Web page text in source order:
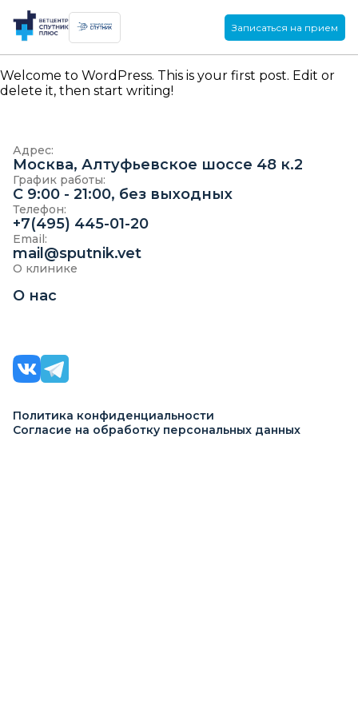
Записаться на прием
Welcome to WordPress. This is your first post. Edit or
delete it, then start writing!
Адрес:
Москва, Алтуфьевское шоссе 48 к.2
График работы:
C 9:00 - 21:00, без выходных
Телефон:
+7(495) 445-01-20
Email:
mail@sputnik.vet
О клинике
О нас
Политика конфиденциальности
Согласие на обработку персональных данных